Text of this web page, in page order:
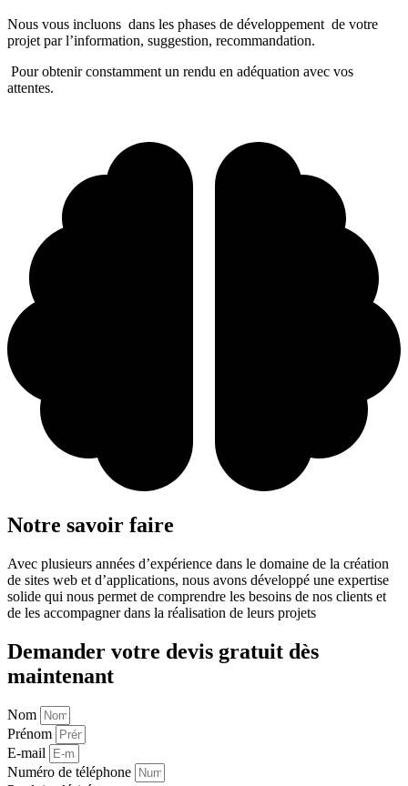
Nous vous incluons dans les phases de développement de votre
projet par l’information, suggestion, recommandation.
Pour obtenir constamment un rendu en adéquation avec vos
attentes.
Notre savoir faire
Avec plusieurs années d’expérience dans le domaine de la création
de sites web et d’applications, nous avons développé une expertise
solide qui nous permet de comprendre les besoins de nos clients et
de les accompagner dans la réalisation de leurs projets
Demander votre devis gratuit dès
maintenant
Nom
Prénom
E-mail
Numéro de téléphone